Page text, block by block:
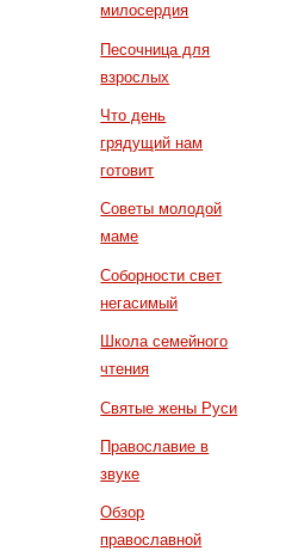
милосердия
Песочница для
взрослых
Что день
грядущий нам
готовит
Советы молодой
маме
Соборности свет
негасимый
Школа семейного
чтения
Святые жены Руси
Православие в
звуке
Обзор
православной